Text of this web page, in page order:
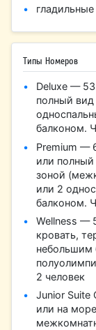
Типы Номеров
Deluxe —
полный вид
балконом.
Premium —
или полный
зоной
или 2
балконом.
Wellness —
кровать,
небольшим
2 человек
Junior Suite
или на